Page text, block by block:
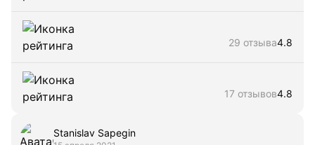
29 отзыва4.8
17 отзывов4.8
Stanislav Sapegin